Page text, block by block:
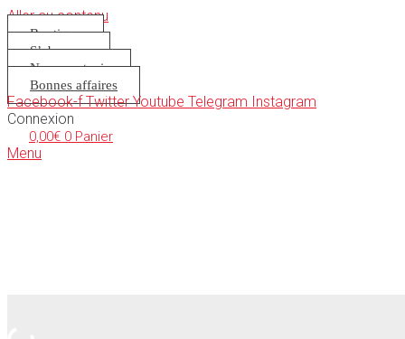
Aller au contenu
Boutique
S’abonner
Nous soutenir
Bonnes affaires
Facebook-f Twitter Youtube Telegram Instagram
Connexion
0,00€ 0 Panier
Menu